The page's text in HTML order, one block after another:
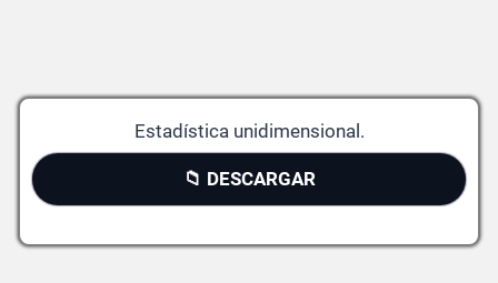
Estadística unidimensional.
📁 DESCARGAR